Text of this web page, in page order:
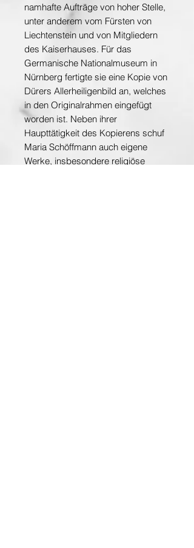
namhafte Aufträge von hoher Stelle,
unter anderem vom Fürsten von
Liechtenstein und von Mitgliedern
des Kaiserhauses. Für das
Germanische Nationalmuseum in
Nürnberg fertigte sie eine Kopie von
Dürers Allerheiligenbild an, welches
in den Originalrahmen eingefügt
worden ist. Neben ihrer
Haupttätigkeit des Kopierens schuf
Maria Schöffmann auch eigene
Werke, insbesondere religiöse